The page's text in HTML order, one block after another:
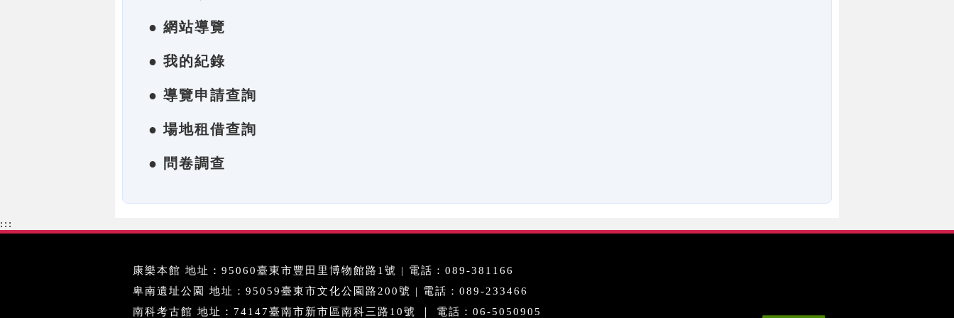
● 網站導覽
● 我的紀錄
● 導覽申請查詢
● 場地租借查詢
● 問卷調查
:::
康樂本館 地址：95060臺東市豐田里博物館路1號 | 電話：089-381166
卑南遺址公園 地址：95059臺東市文化公園路200號 | 電話：089-233466
南科考古館 地址：74147臺南市新市區南科三路10號 ｜ 電話：06-5050905